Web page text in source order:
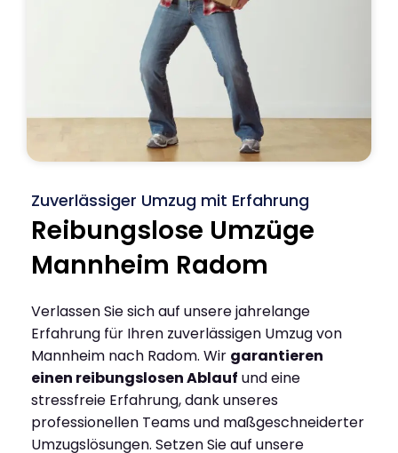
Zuverlässiger Umzug mit Erfahrung
Reibungslose Umzüge
Mannheim Radom
Verlassen Sie sich auf unsere jahrelange
Erfahrung für Ihren zuverlässigen Umzug von
Mannheim nach Radom. Wir garantieren
einen reibungslosen Ablauf und eine
stressfreie Erfahrung, dank unseres
professionellen Teams und maßgeschneiderter
Umzugslösungen. Setzen Sie auf unsere